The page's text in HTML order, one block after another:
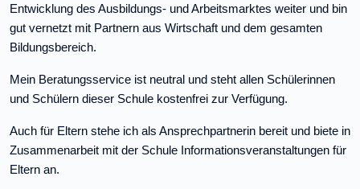
Entwicklung des Ausbildungs- und Arbeitsmarktes weiter und bin
gut vernetzt mit Partnern aus Wirtschaft und dem gesamten
Bildungsbereich.
Mein Beratungsservice ist neutral und steht allen Schülerinnen
und Schülern dieser Schule kostenfrei zur Verfügung.
Auch für Eltern stehe ich als Ansprechpartnerin bereit und biete in
Zusammenarbeit mit der Schule Informationsveranstaltungen für
Eltern an.